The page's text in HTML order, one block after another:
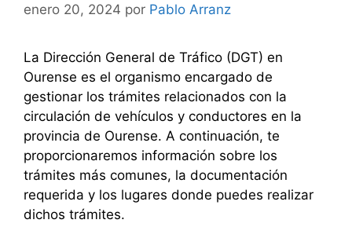
enero 20, 2024 por Pablo Arranz
La Dirección General de Tráfico (DGT) en
Ourense es el organismo encargado de
gestionar los trámites relacionados con la
circulación de vehículos y conductores en la
provincia de Ourense. A continuación, te
proporcionaremos información sobre los
trámites más comunes, la documentación
requerida y los lugares donde puedes realizar
dichos trámites.